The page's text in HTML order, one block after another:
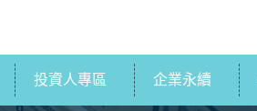
投資人專區 企業永續